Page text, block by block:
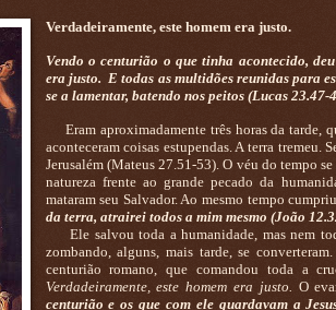
Verdadeiramente, este homem era justo.
Vendo o centurião o que tinha acontecido,
era justo. E todas as multidões reunidas para
se a lamentar, batendo nos peitos (Lucas 23.47-
Eram aproximadamente três horas da tarde,
aconteceram coisas estupendas. A terra tremeu.
Jerusalém (Mateus 27.51-53). O véu do tempo
natureza frente ao grande pecado da
mataram seu Salvador. Ao mesmo tempo
da terra, atrairei todos a mim mesmo (João
Ele salvou toda a humanidade, mas nem
zombando, alguns, mais tarde, se
centurião romano, que comandou toda a
Verdadeiramente, este homem era justo.
O
centurião e os que com ele guardavam a